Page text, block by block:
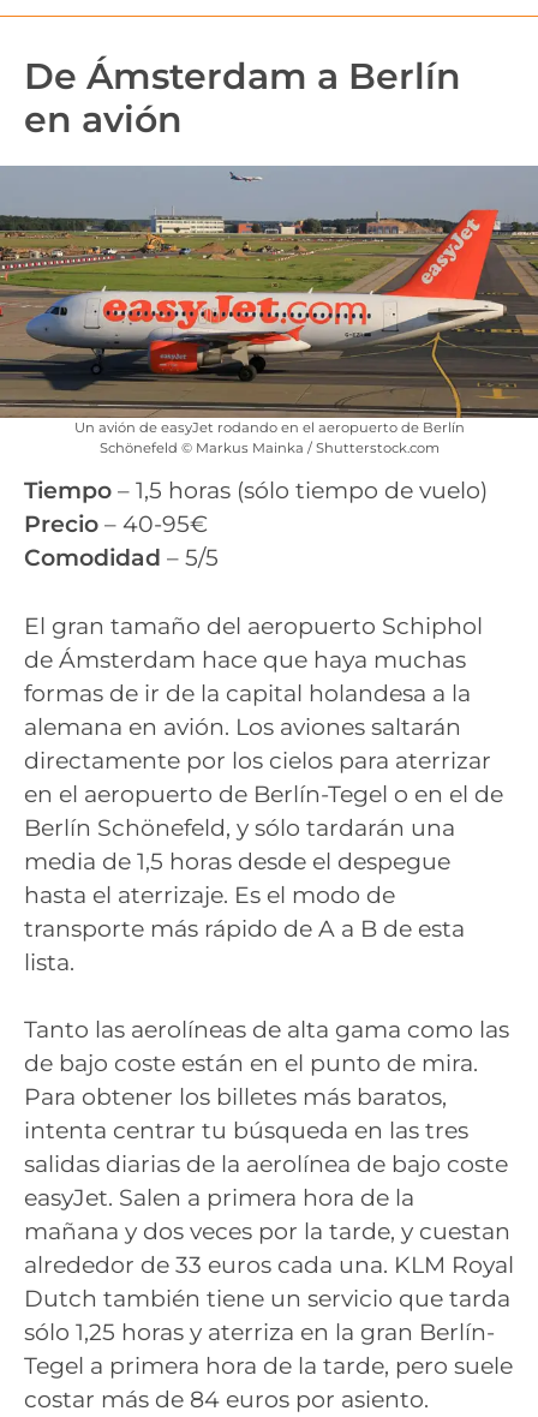
De Ámsterdam a Berlín
en avión
Un avión de easyJet rodando en el aeropuerto de Berlín
Schönefeld © Markus Mainka / Shutterstock.com
Tiempo – 1,5 horas (sólo tiempo de vuelo)
Precio – 40-95€
Comodidad – 5/5
El gran tamaño del aeropuerto Schiphol
de Ámsterdam hace que haya muchas
formas de ir de la capital holandesa a la
alemana en avión. Los aviones saltarán
directamente por los cielos para aterrizar
en el aeropuerto de Berlín-Tegel o en el de
Berlín Schönefeld, y sólo tardarán una
media de 1,5 horas desde el despegue
hasta el aterrizaje. Es el modo de
transporte más rápido de A a B de esta
lista.
Tanto las aerolíneas de alta gama como las
de bajo coste están en el punto de mira.
Para obtener los billetes más baratos,
intenta centrar tu búsqueda en las tres
salidas diarias de la aerolínea de bajo coste
easyJet. Salen a primera hora de la
mañana y dos veces por la tarde, y cuestan
alrededor de 33 euros cada una. KLM Royal
Dutch también tiene un servicio que tarda
sólo 1,25 horas y aterriza en la gran Berlín-
Tegel a primera hora de la tarde, pero suele
costar más de 84 euros por asiento.